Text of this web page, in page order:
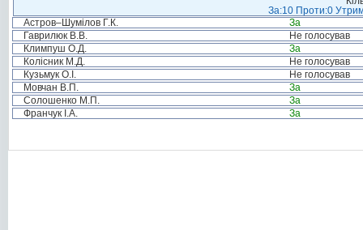
За:10 Проти:0
Астров–Шумілов Г.К.
За
Гаврилюк В.В.
Не голосував
Климпуш О.Д.
За
Колісник М.Д.
Не голосував
Кузьмук О.І.
Не голосував
Мовчан В.П.
За
Солошенко М.П.
За
Франчук І.А.
За